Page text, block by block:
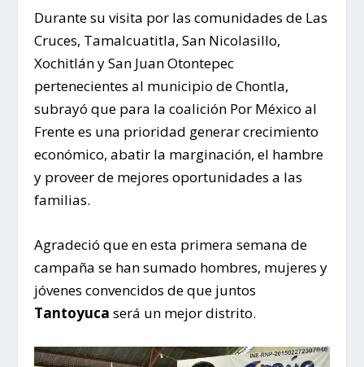
Durante su visita por las comunidades de Las
Cruces, Tamalcuatitla, San Nicolasillo,
Xochitlán y San Juan Otontepec
pertenecientes al municipio de Chontla,
subrayó que para la coalición Por México al
Frente es una prioridad generar crecimiento
económico, abatir la marginación, el hambre
y proveer de mejores oportunidades a las
familias.
Agradeció que en esta primera semana de
campaña se han sumado hombres, mujeres y
jóvenes convencidos de que juntos
Tantoyuca será un mejor distrito.